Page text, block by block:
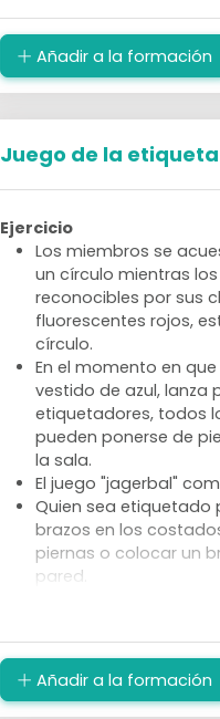
Añadir a la formación
Juego de la
Ejercicio
Los miembros se
un círculo mientras
reconocibles por sus
fluorescentes rojos,
círculo.
En el momento en
vestido de azul, lanza
etiquetadores, todos
pueden ponerse de
la sala.
El juego "jagerbal"
Quien sea etiquetado
brazos en los
piernas o colocar un
pared.
fluorescente a otro
Spelbezichtiging
Añadir a la formación